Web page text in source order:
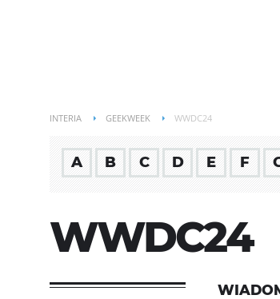
INTERIA GEEKWEEK WWDC24
A B C D E F
WWDC24